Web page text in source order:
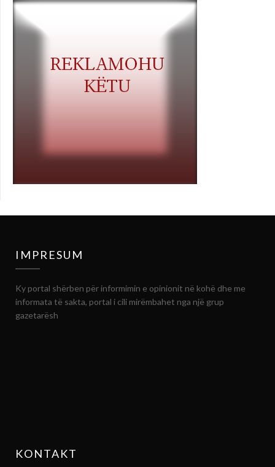
IMPRESUM
Ky portal shërben për informimin e opinionit në kohë dhe me
informata të sakta, portal i cili mirëmbahet nga një grup
gazetarësh
KONTAKT